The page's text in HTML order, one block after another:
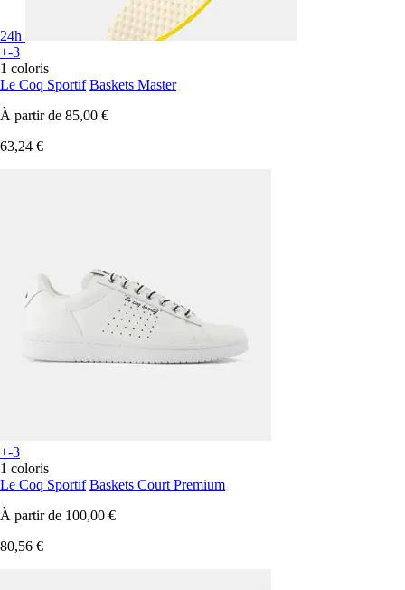
24h
+-3
1 coloris
Le Coq Sportif Baskets Master
À partir de 85,00 €
63,24 €
+-3
1 coloris
Le Coq Sportif Baskets Court Premium
À partir de 100,00 €
80,56 €